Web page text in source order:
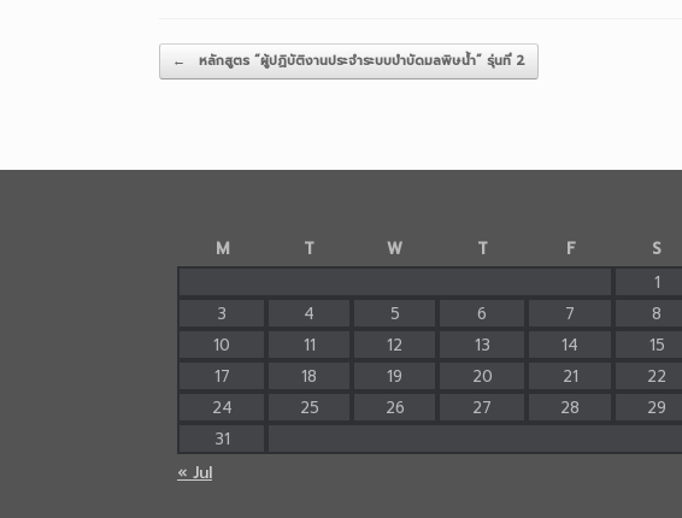
Post navigation
← หลักสูตร “ผู้ปฏิบัติงานประจำระบบบำบัดมลพิษน้ำ” รุ่นที่ 2
M
T W T F S
1
3
4 5 6 7 8
10
11 12 13 14 15
17
18 19 20 21 22
24
25 26 27 28 29
31
« Jul